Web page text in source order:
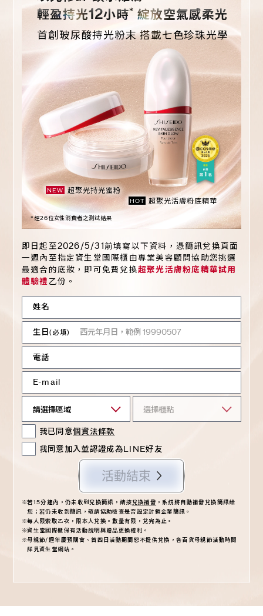
輕盈持光12小時* 綻放空氣感柔光
首創玻尿酸持光粉末 搭載七色珍珠光學
NEW 超聚光持光蜜粉
HOT 超聚光活膚粉底精華
*經26位女性消費者之測試結果
即日起至2026/5/31前填寫以下資料，憑簡訊兌換頁面
一週內至指定資生堂國際櫃由專業美容顧問協助您挑選
最適合的底妝，即可免費兌換超聚光活膚粉底精華試用
體驗禮 乙份。